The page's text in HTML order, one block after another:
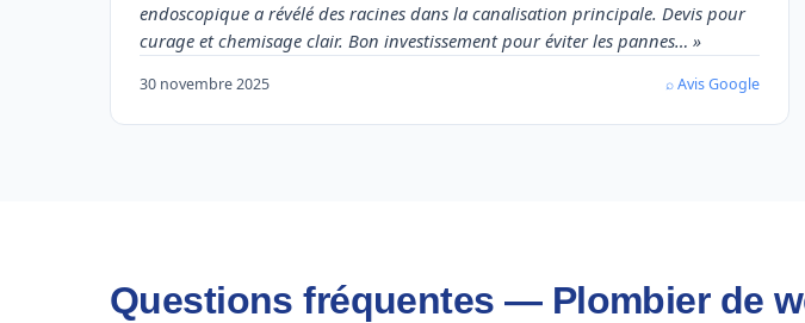
endoscopique a révélé des racines dans la canalisation principale. Devis pour
curage et chemisage clair. Bon investissement pour éviter les pannes… »
30 novembre 2025 ⌕ Avis Google
Questions fréquentes — Plombier de